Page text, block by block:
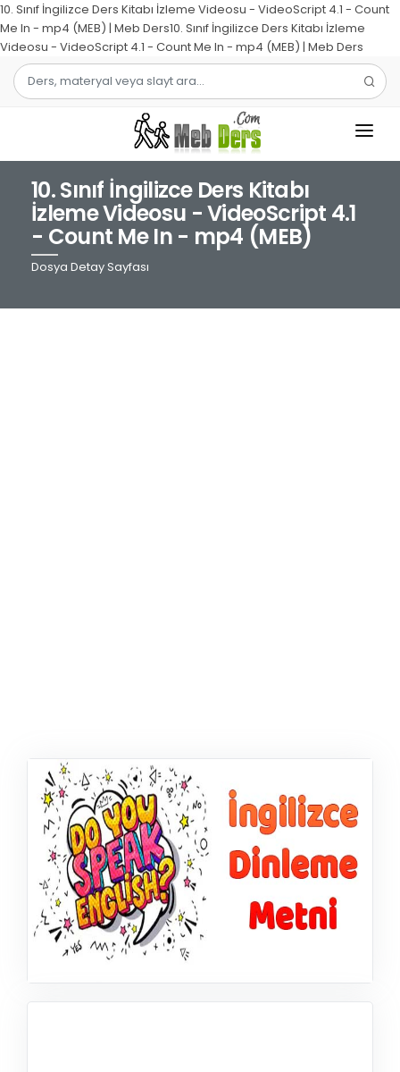
10. Sınıf İngilizce Ders Kitabı İzleme Videosu - VideoScript 4.1 - Count
Me In - mp4 (MEB) | Meb Ders10. Sınıf İngilizce Ders Kitabı İzleme
Videosu - VideoScript 4.1 - Count Me In - mp4 (MEB) | Meb Ders
1.SINIF
2.SINIF
3.SINIF
4.SINIF
10. Sınıf İngilizce Ders Kitabı
İzleme Videosu - VideoScript 4.1
- Count Me In - mp4 (MEB)
Dosya Detay Sayfası